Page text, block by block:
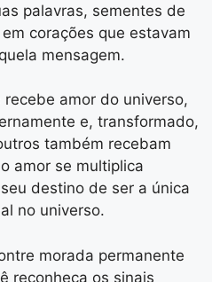
palavras, sementes de
corações que estavam
mensagem.
amor do universo,
e, transformado,
também recebam
amor se multiplica
destino de ser a única
no universo.
morada permanente
reconheça os sinais